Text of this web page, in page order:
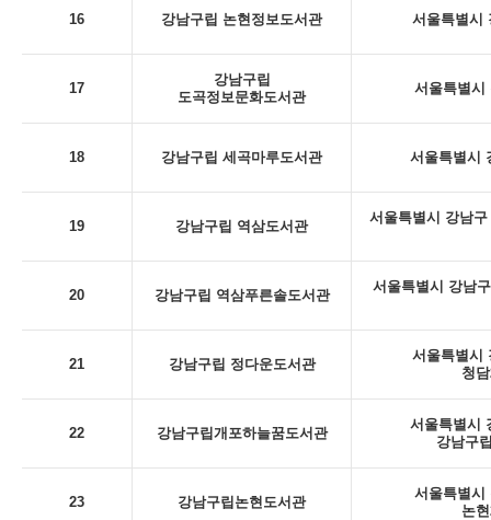
16 강남구립 논현정보도서관 서울특별시
17
강남구립
도곡정보문화도서관
서울특별시
18 강남구립 세곡마루도서관 서울특별시
19 강남구립 역삼도서관
서울특별시 강남
20 강남구립 역삼푸른솔도서관
서울특별시 강남
21 강남구립 정다운도서관
서울특별시
청
22 강남구립개포하늘꿈도서관
서울특별시
강남구
23 강남구립논현도서관
서울특별시
논